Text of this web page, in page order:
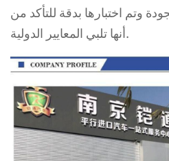
وتم اختبارها بدقة للتأكد من
أنها تلبي المعايير الدولية.